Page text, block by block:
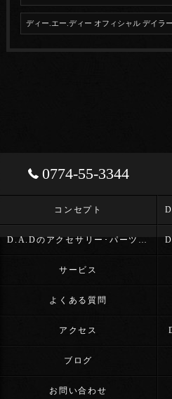
ディー.エー.ディー オフィシャル デイラ
0774-55-3344
コンセプト
D.A.Dのアクセサリー･パーツ･D.A.D OFFICIAL DEALER IKUMAの評判
サービス
よくある質問
アクセス
ブログ
お問い合わせ